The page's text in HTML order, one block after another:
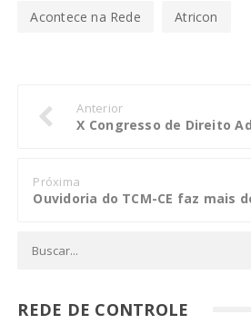
Acontece na Rede Atricon
Anterior
Próxima
REDE DE CONTROLE